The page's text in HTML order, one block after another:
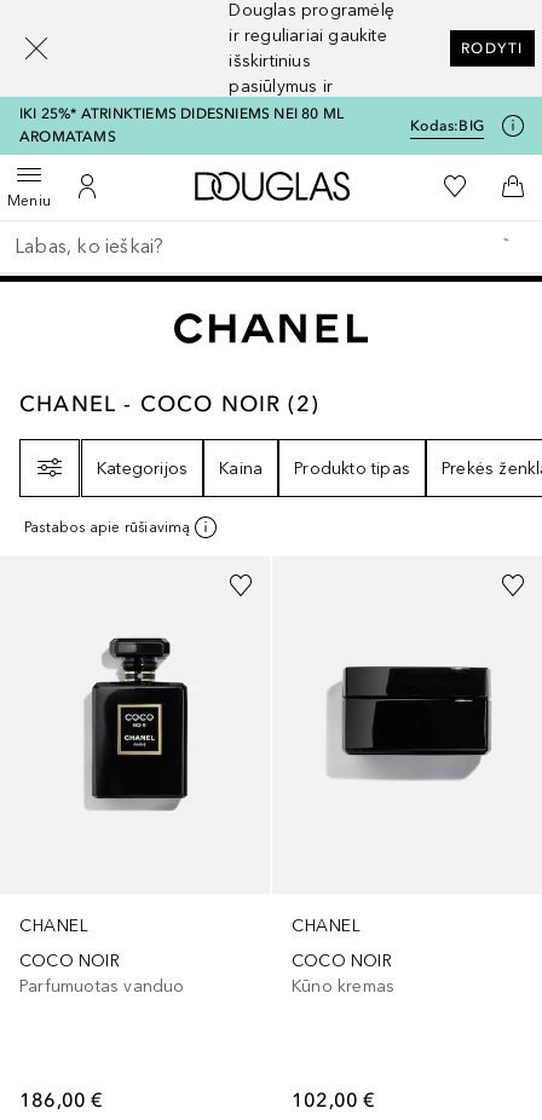
Douglas programėlę
ir reguliariai gaukite
išskirtinius
pasiūlymus ir
nuolaidas
RODYTI
IKI 25%* ATRINKTIEMS DIDESNIEMS NEI 80 ML
AROMATAMS
Kodas:BIG
MeniuAtidaryti meniuĮ mano paskyrą
Į Douglas pagrindinį
Į mano
Į
Grįžk atgal
Vykdykite paiešką
CHANEL - COCO NOIR2
CHANEL - COCO NOIR (2)
Kategorijos
Kaina Produkto tipas Prekės
Pastabos apie rūšiavimą
CHANEL
COCO NOIR
Parfumuotas vanduo
186,00 €
CHANEL
COCO NOIR
Kūno kremas
102,00 €
[navigation.slideout.screenreader]